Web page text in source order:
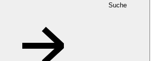
Suche